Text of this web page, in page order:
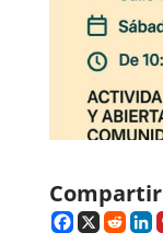
Compartir